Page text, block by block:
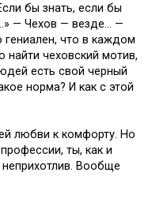
бы знать, если бы
— Чехов — везде… —
гениален, что в каждом
чеховский мотив,
есть свой черный
норма? И как с этой
любви к комфорту. Но
ты, как и
Вообще